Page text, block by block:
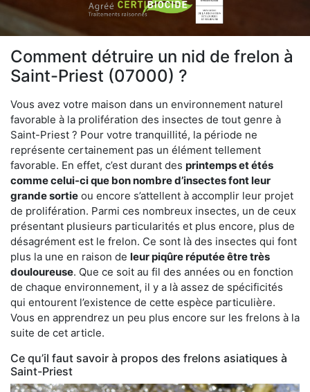
Comment détruire un nid de frelon à
Saint-Priest (07000) ?
Vous avez votre maison dans un environnement naturel
favorable à la prolifération des insectes de tout genre à
Saint-Priest ? Pour votre tranquillité, la période ne
représente certainement pas un élément tellement
favorable. En effet, c’est durant des printemps et étés
comme celui-ci que bon nombre d’insectes font leur
grande sortie ou encore s’attellent à accomplir leur projet
de prolifération. Parmi ces nombreux insectes, un de ceux
présentant plusieurs particularités et plus encore, plus de
désagrément est le frelon. Ce sont là des insectes qui font
plus la une en raison de leur piqûre réputée être très
douloureuse. Que ce soit au fil des années ou en fonction
de chaque environnement, il y a là assez de spécificités
qui entourent l’existence de cette espèce particulière.
Vous en apprendrez un peu plus encore sur les frelons à la
suite de cet article.
Ce qu’il faut savoir à propos des frelons asiatiques à
Saint-Priest